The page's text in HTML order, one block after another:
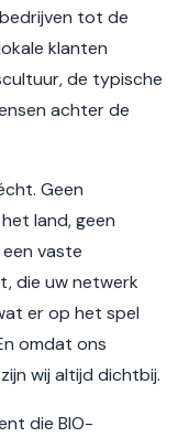
tot de
klanten
de typische
achter de
Geen
land, geen
vaste
die uw netwerk
er op het spel
omdat ons
wij altijd dichtbij.
die BIO-